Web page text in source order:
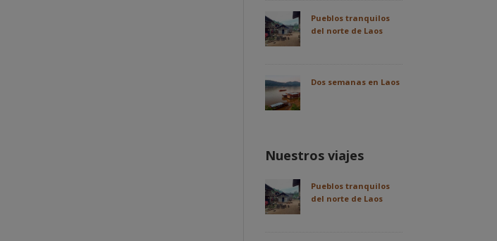
Pueblos tranquilos
del norte de Laos
Dos semanas en Laos
Nuestros viajes
Pueblos tranquilos
del norte de Laos